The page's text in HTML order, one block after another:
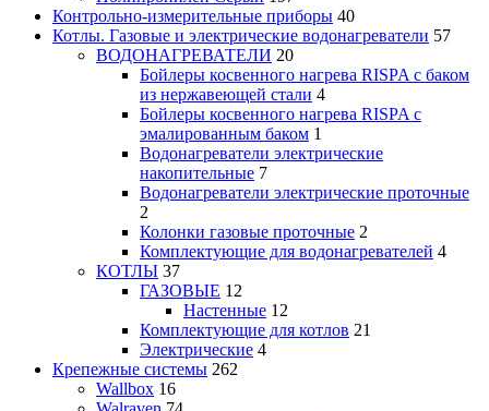
Контрольно-измерительные приборы 40
Котлы. Газовые и электрические водонагреватели 57
ВОДОНАГРЕВАТЕЛИ 20
Бойлеры косвенного нагрева RISPA с баком
из нержавеющей стали 4
Бойлеры косвенного нагрева RISPA с
эмалированным баком 1
Водонагреватели электрические
накопительные 7
Водонагреватели электрические проточные
2
Колонки газовые проточные 2
Комплектующие для водонагревателей 4
КОТЛЫ 37
ГАЗОВЫЕ 12
Настенные 12
Комплектующие для котлов 21
Электрические 4
Крепежные системы 262
Wallbox 16